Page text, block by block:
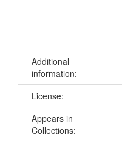
Additional
information:
License:
Appears in
Collections: